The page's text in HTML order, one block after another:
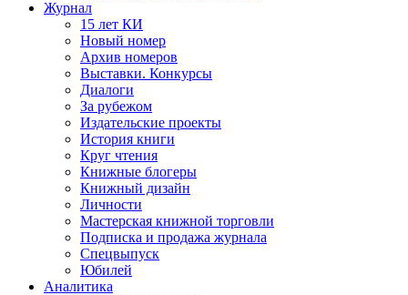
Журнал
15 лет КИ
Новый номер
Архив номеров
Выставки. Конкурсы
Диалоги
За рубежом
Издательские проекты
История книги
Круг чтения
Книжные блогеры
Книжный дизайн
Личности
Мастерская книжной торговли
Подписка и продажа журнала
Спецвыпуск
Юбилей
Аналитика